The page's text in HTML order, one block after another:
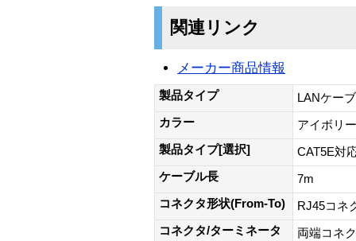
関連リンク
メーカー商品情報
製品タイプ
LANケー
カラー
アイボリー
製品タイプ[選択]
CAT5E対
ケーブル長
7m
コネクタ形状(From-To)
RJ45コネ
コネクタ/ターミネータ
両端コネ